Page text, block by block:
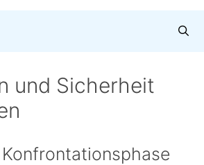
und Sicherheit